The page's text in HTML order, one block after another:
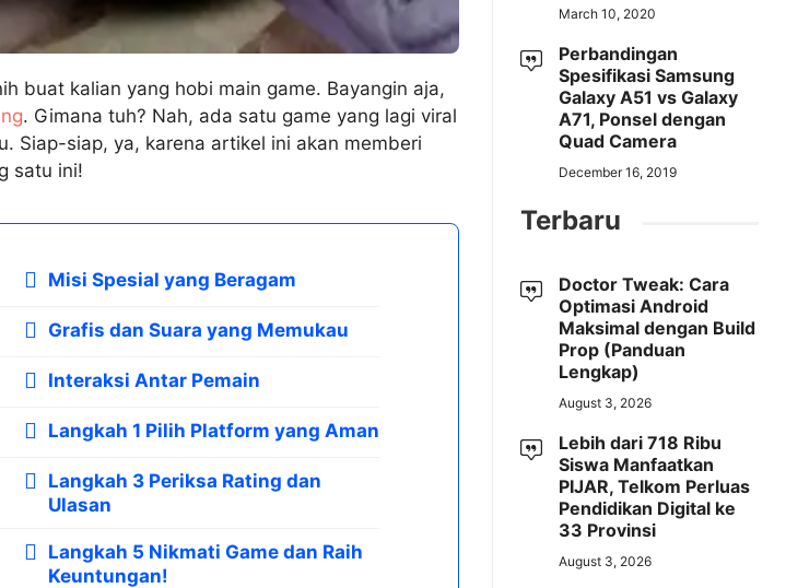
buat kalian yang hobi main game. Bayangin aja,
. Gimana tuh? Nah, ada satu game yang lagi viral
Siap-siap, ya, karena artikel ini akan memberi
satu ini!
Misi Spesial yang Beragam
Grafis dan Suara yang Memukau
Interaksi Antar Pemain
Langkah 1 Pilih Platform yang Aman
Langkah 3 Periksa Rating dan
Ulasan
Langkah 5 Nikmati Game dan Raih
Keuntungan!
March 10, 2020
Perbandingan
Spesifikasi Samsung
Galaxy A51 vs Galaxy
A71, Ponsel dengan
Quad Camera
December 16, 2019
Terbaru
Doctor Tweak: Cara
Optimasi Android
Maksimal dengan Build
Prop (Panduan
Lengkap)
August 3, 2026
Lebih dari 718 Ribu
Siswa Manfaatkan
PIJAR, Telkom Perluas
Pendidikan Digital ke
33 Provinsi
August 3, 2026